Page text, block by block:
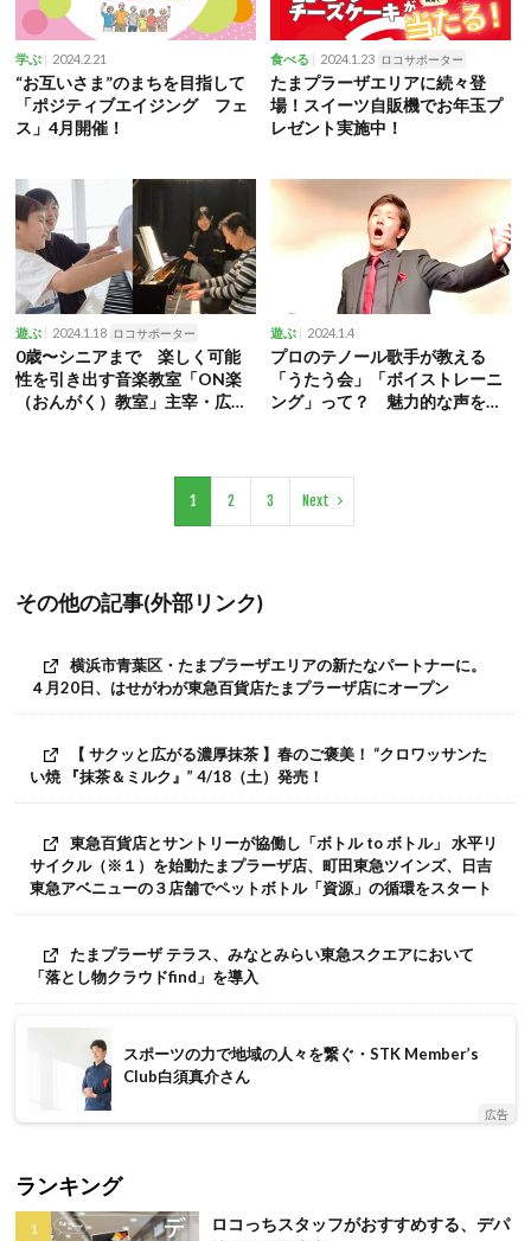
学ぶ 2024.2.21
“お互いさま”のまちを目指して
「ポジティブエイジング フェ
ス」4月開催！
食べる 2024.1.23 ロコサポーター
たまプラーザエリアに続々登
場！スイーツ自販機でお年玉プ
レゼント実施中！
遊ぶ 2024.1.18 ロコサポーター
0歳〜シニアまで 楽しく可能
性を引き出す音楽教室「ON楽
（おんがく）教室」主宰・広瀬
遊ぶ 2024.1.4
プロのテノール歌手が教える
「うたう会」「ボイストレーニ
ング」って？ 魅力的な声を手
1 2 3 Next
その他の記事(外部リンク)
横浜市青葉区・たまプラーザエリアの新たなパートナーに。
４月20日、はせがわが東急百貨店たまプラーザ店にオープン
【 サクッと広がる濃厚抹茶 】春のご褒美！ “クロワッサンた
い焼 『抹茶＆ミルク』” 4/18（土）発売！
東急百貨店とサントリーが協働し「ボトル to ボトル」 水平リ
サイクル（※１）を始動たまプラーザ店、町田東急ツインズ、日吉
東急アベニューの３店舗でペットボトル「資源」の循環をスタート
たまプラーザ テラス、みなとみらい東急スクエアにおいて
「落とし物クラウドfind」を導入
スポーツの力で地域の人々を繋ぐ・STK Member’s
Club白須真介さん
広告
ランキング
ロコっちスタッフがおすすめする、デパ